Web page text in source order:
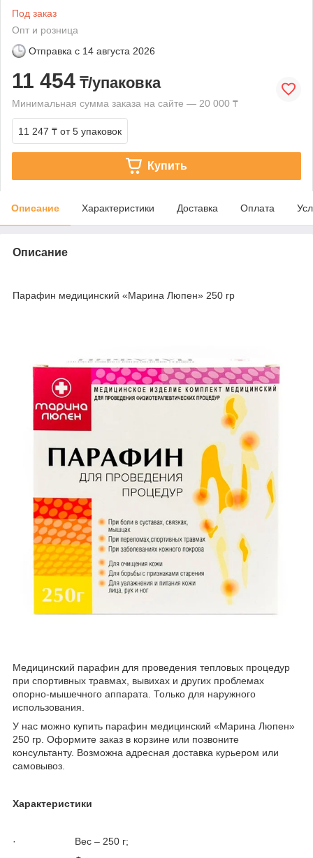
Под заказ
Опт и розница
Отправка с 14 августа 2026
11 454 ₸/упаковка
Минимальная сумма заказа на сайте — 20 000 ₸
11 247 ₸ от 5 упаковок
Купить
Описание Характеристики Доставка Оплата
Описание
Парафин медицинский «Марина Люпен» 250 гр
Медицинский парафин для проведения тепловых процедур
при спортивных травмах, вывихах и других проблемах
опорно-мышечного аппарата. Только для наружного
использования.
У нас можно купить парафин медицинский «Марина Люпен»
250 гр. Оформите заказ в корзине или позвоните
консультанту. Возможна адресная доставка курьером или
самовывоз.
Характеристики
· Вес – 250 г;